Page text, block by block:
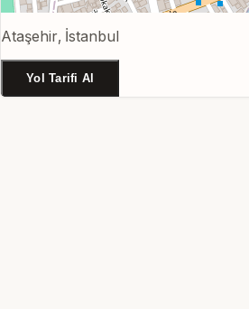
Ataşehir, İstanbul
Yol Tarifi Al